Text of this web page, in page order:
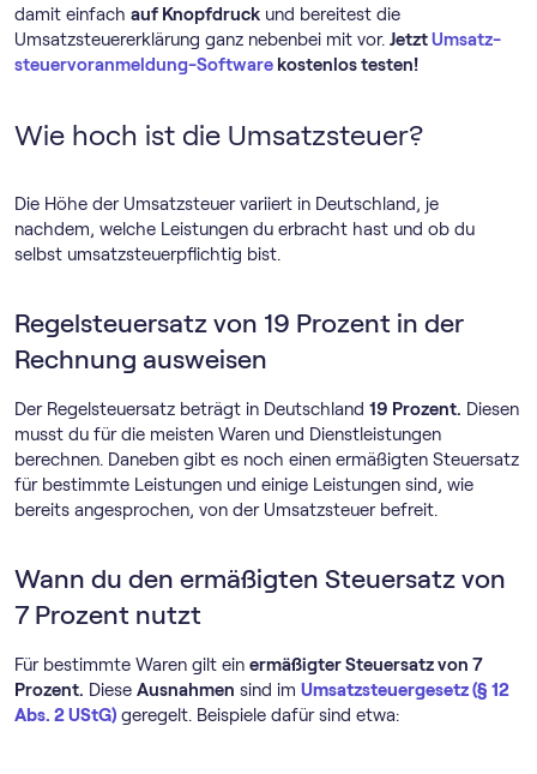
damit einfach auf Knopfdruck und bereitest die
Umsatzsteuererklärung ganz nebenbei mit vor. JetztUmsatz­
steuer­voranmeldung-Software kostenlos testen!
Wie hoch ist die Umsatzsteuer?
Die Höhe der Umsatzsteuer variiert in Deutschland, je
nachdem, welche Leistungen du erbracht hast und ob du
selbst umsatzsteuerpflichtig bist.
Regelsteuersatz von 19 Prozent in der
Rechnung ausweisen
Der Regelsteuersatz beträgt in Deutschland 19 Prozent. Diesen
musst du für die meisten Waren und Dienstleistungen
berechnen. Daneben gibt es noch einen ermäßigten Steuersatz
für bestimmte Leistungen und einige Leistungen sind, wie
bereits angesprochen, von der Umsatzsteuer befreit.
Wann du den ermäßigten Steuersatz von
7 Prozent nutzt
Für bestimmte Waren gilt ein ermäßigter Steuersatz von 7
Prozent. Diese Ausnahmen sind im Umsatzsteuergesetz (§ 12
Abs. 2 UStG) geregelt. Beispiele dafür sind etwa: